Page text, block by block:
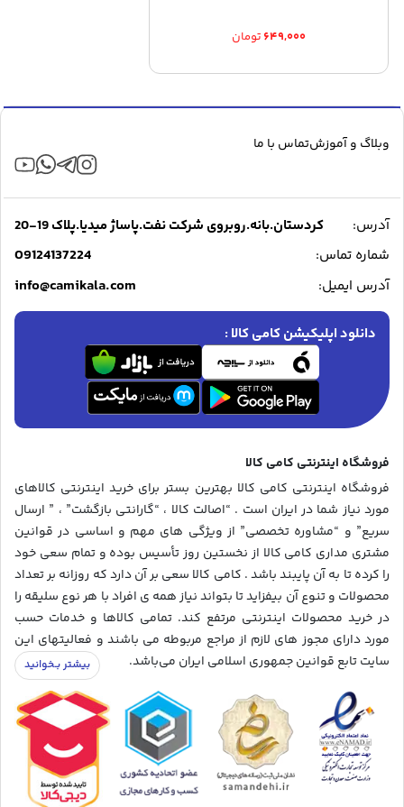
۶۴۹,۰۰۰ تومان
وبلاگ و آموزشتماس با ما
آدرس:
کردستان.بانه.روبروی شرکت نفت.پاساژ میدیا.پلاک 19-20
شماره تماس:
09124137224
آدرس ایمیل: info@camikala.com
دانلود اپلیکیشن کامی کالا :
فروشگاه اینترنتی کامی کالا
فروشگاه اینترنتی کامی کالا بهترین بستر برای خرید اینترنتی کالاهای
مورد نیاز شما در ایران است . “اصالت کالا ، “گارانتی بازگشت” ، ” ارسال
سریع” و “مشاوره تخصصی” از ویژگی های مهم و اساسی در قوانین
مشتری مداری کامی کالا از نخستین روز تأسیس بوده و تمام سعی خود
را کرده تا به آن پایبند باشد . کامی کالا سعی بر آن دارد که روزانه بر تعداد
محصولات و تنوع آن بیفزاید تا بتواند نیاز همه ی افراد با هر نوع سلیقه را
در خرید محصولات اینترنتی مرتفع کند. تمامی کالاها و خدمات حسب
مورد دارای مجوز های لازم از مراجع مربوطه می باشند و فعالیتهای این
سایت تابع قوانین جمهوری اسلامی ایران می‌باشد.